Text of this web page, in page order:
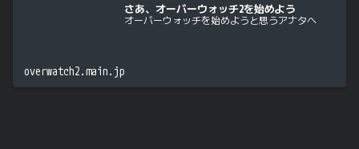
さあ、オーバーウォッチ2を始めよう
オーバーウォッチを始めようと思うアナタへ
overwatch2.main.jp